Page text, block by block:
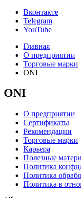
Вконтакте
Telegram
YouTube
Главная
О предприятии
Торговые марки
ONI
ONI
О предприятии
Сертификаты
Рекомендации
Торговые марки
Карьера
Полезные
Политика
Политика
Политика в